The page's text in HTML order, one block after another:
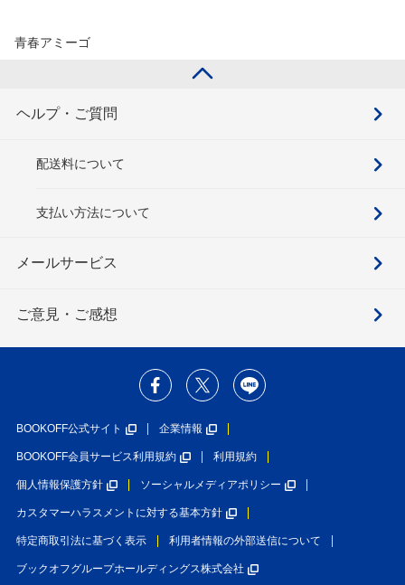
青春アミーゴ
ヘルプ・ご質問
配送料について
支払い方法について
メールサービス
ご意見・ご感想
BOOKOFF公式サイト 企業情報
BOOKOFF会員サービス利用規約 利用規約
個人情報保護方針 ソーシャルメディアポリシー
カスタマーハラスメントに対する基本方針
特定商取引法に基づく表示 利用者情報の外部送信について
ブックオフグループホールディングス株式会社